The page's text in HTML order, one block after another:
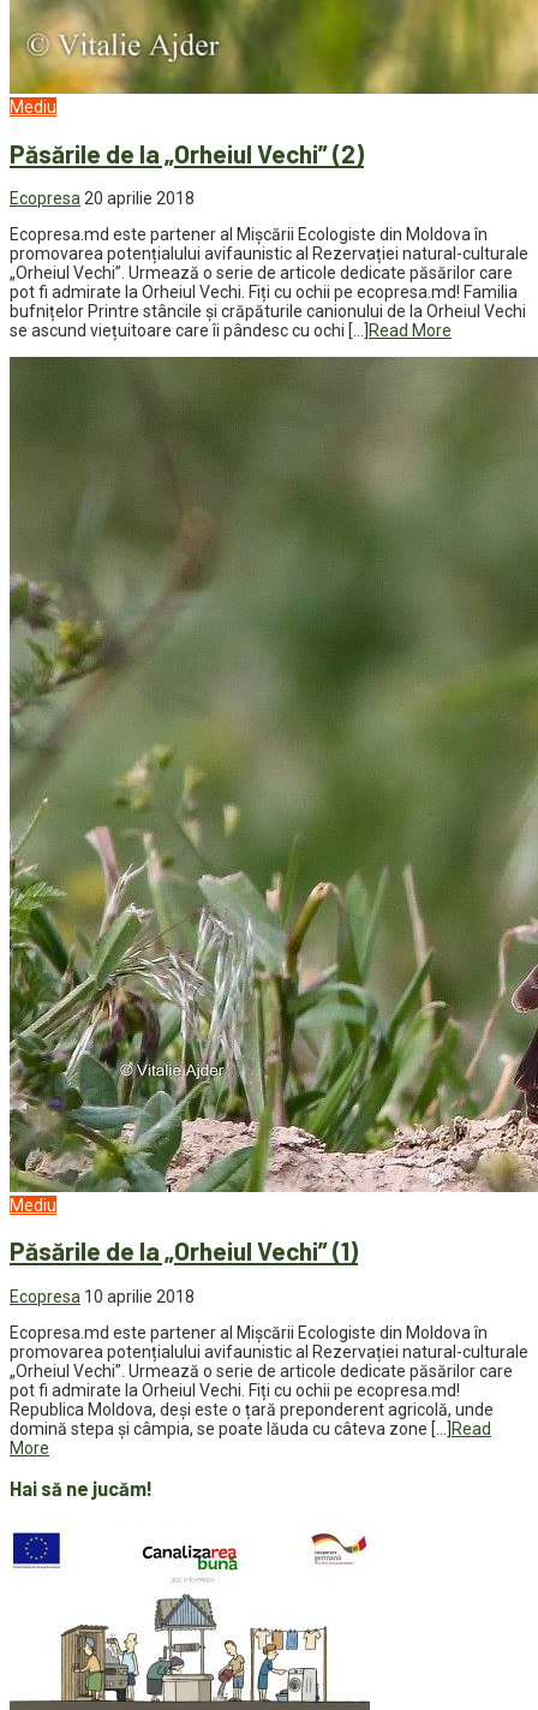
Mediu
Păsările de la „Orheiul Vechi” (2)
Ecopresa 20 aprilie 2018
Ecopresa.md este partener al Mișcării Ecologiste din Moldova în
promovarea potențialului avifaunistic al Rezervației natural-culturale
„Orheiul Vechi”. Urmează o serie de articole dedicate păsărilor care
pot fi admirate la Orheiul Vechi. Fiți cu ochii pe ecopresa.md! Familia
bufnițelor Printre stâncile și crăpăturile canionului de la Orheiul Vechi
se ascund viețuitoare care îi pândesc cu ochi […]
Read More
Mediu
Păsările de la „Orheiul Vechi” (1)
Ecopresa 10 aprilie 2018
Ecopresa.md este partener al Mișcării Ecologiste din Moldova în
promovarea potențialului avifaunistic al Rezervației natural-culturale
„Orheiul Vechi”. Urmează o serie de articole dedicate păsărilor care
pot fi admirate la Orheiul Vechi. Fiți cu ochii pe ecopresa.md!
Republica Moldova, deși este o țară preponderent agricolă, unde
domină stepa și câmpia, se poate lăuda cu câteva zone […]
Read
More
Hai să ne jucăm!